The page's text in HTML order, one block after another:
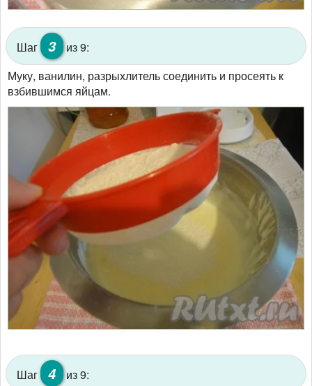
Шаг 3
из 9:
Муку, ванилин, разрыхлитель соединить и просеять к
взбившимся яйцам.
Шаг 4 из 9: